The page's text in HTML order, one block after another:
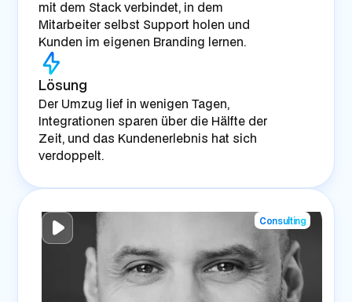
mit dem Stack verbindet, in dem
Mitarbeiter selbst Support holen und
Kunden im eigenen Branding lernen.
Lösung
Der Umzug lief in wenigen Tagen,
Integrationen sparen über die Hälfte der
Zeit, und das Kundenerlebnis hat sich
verdoppelt.
Consulting